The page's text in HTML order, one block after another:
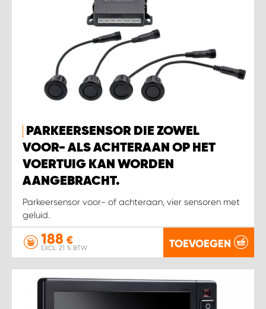
PARKEERSENSOR DIE ZOWEL
VOOR- ALS ACHTERAAN OP HET
VOERTUIG KAN WORDEN
AANGEBRACHT.
Parkeersensor voor- of achteraan, vier sensoren met
geluid.
188 €
EXCL. 21 % BTW TOEVOEGEN
WORK SYSTEM RIDDERKERK
WORK SYSTEM SIMPELVELD
WORK SYSTEM UITHOORN
WORK SYSTEM WILLEMSTAD
WORK SYSTEM ZIERIKZEE
WORK SYSTEM ZWARTEBROEK